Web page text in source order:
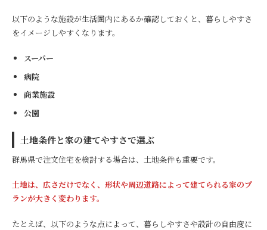
以下のような施設が生活圏内にあるか確認しておくと、暮らしやすさ
をイメージしやすくなります。
スーパー
病院
商業施設
公園
土地条件と家の建てやすさで選ぶ
群馬県で注文住宅を検討する場合は、土地条件も重要です。
土地は、広さだけでなく、形状や周辺道路によって建てられる家のプ
ランが大きく変わります。
たとえば、以下のような点によって、暮らしやすさや設計の自由度に